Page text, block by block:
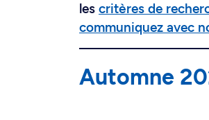
les critères de
communiquez avec
Automne